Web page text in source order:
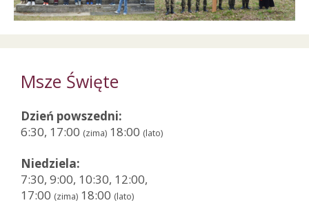
Msze Święte
Dzień powszedni:
6:30, 17:00 (zima) 18:00 (lato)
Niedziela:
7:30, 9:00, 10:30, 12:00,
17:00 (zima) 18:00 (lato)